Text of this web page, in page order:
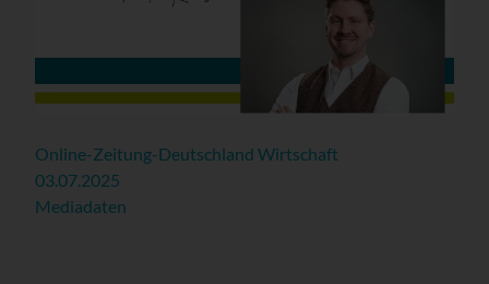
Online-Zeitung-Deutschland Wirtschaft
03.07.2025
Mediadaten